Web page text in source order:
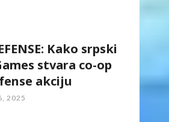
Kako srpski
stvara co-op
akciju
2025